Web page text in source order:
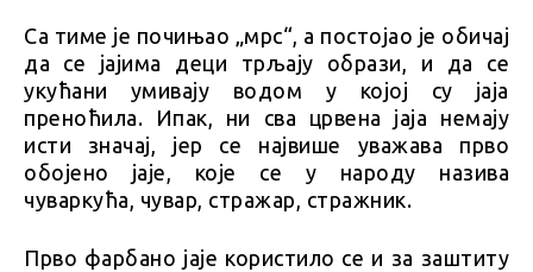
Са тиме је почињао „мрс“, а постојао је обичај
да се јајима деци трљају образи, и да се
укућани умивају водом у којој су јаја
преноћила. Ипак, ни сва црвена јаја немају
исти значај, јер се највише уважава прво
обојено јаје, које се у народу назива
чуваркућа, чувар, стражар, стражник.
Прво фарбано јаје користило се и за заштиту